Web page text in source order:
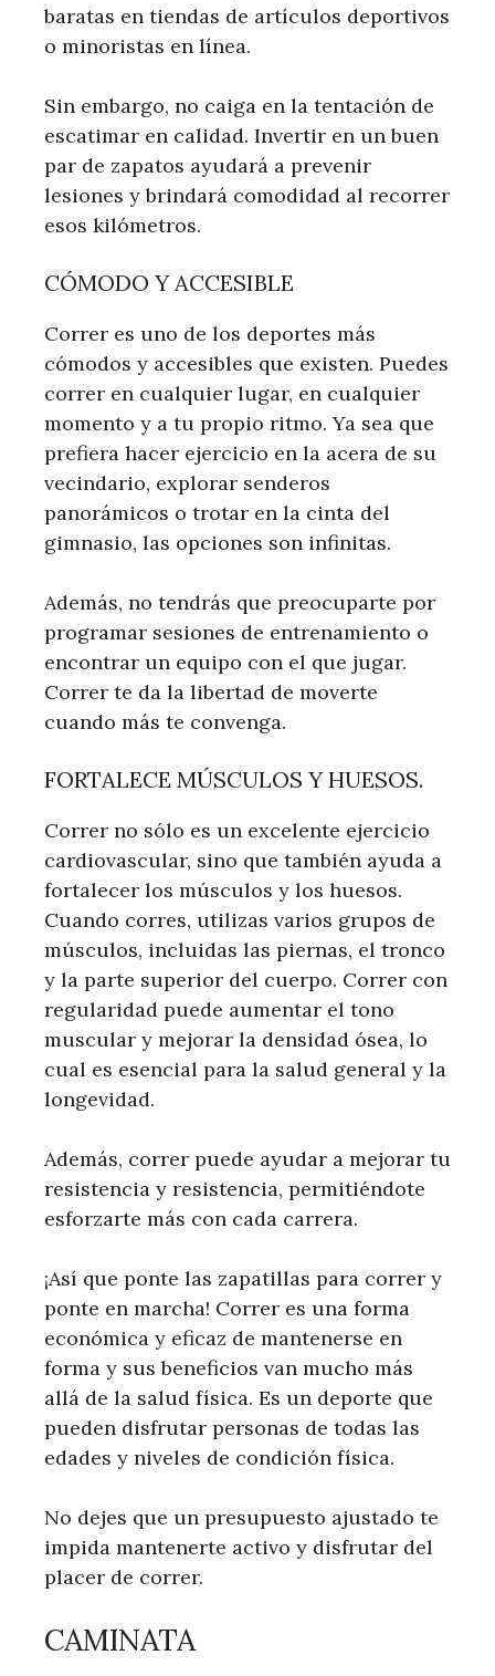
baratas en tiendas de artículos deportivos
o minoristas en línea.
Sin embargo, no caiga en la tentación de
escatimar en calidad. Invertir en un buen
par de zapatos ayudará a prevenir
lesiones y brindará comodidad al recorrer
esos kilómetros.
CÓMODO Y ACCESIBLE
Correr es uno de los deportes más
cómodos y accesibles que existen. Puedes
correr en cualquier lugar, en cualquier
momento y a tu propio ritmo. Ya sea que
prefiera hacer ejercicio en la acera de su
vecindario, explorar senderos
panorámicos o trotar en la cinta del
gimnasio, las opciones son infinitas.
Además, no tendrás que preocuparte por
programar sesiones de entrenamiento o
encontrar un equipo con el que jugar.
Correr te da la libertad de moverte
cuando más te convenga.
FORTALECE MÚSCULOS Y HUESOS.
Correr no sólo es un excelente ejercicio
cardiovascular, sino que también ayuda a
fortalecer los músculos y los huesos.
Cuando corres, utilizas varios grupos de
músculos, incluidas las piernas, el tronco
y la parte superior del cuerpo. Correr con
regularidad puede aumentar el tono
muscular y mejorar la densidad ósea, lo
cual es esencial para la salud general y la
longevidad.
Además, correr puede ayudar a mejorar tu
resistencia y resistencia, permitiéndote
esforzarte más con cada carrera.
¡Así que ponte las zapatillas para correr y
ponte en marcha! Correr es una forma
económica y eficaz de mantenerse en
forma y sus beneficios van mucho más
allá de la salud física. Es un deporte que
pueden disfrutar personas de todas las
edades y niveles de condición física.
No dejes que un presupuesto ajustado te
impida mantenerte activo y disfrutar del
placer de correr.
CAMINATA